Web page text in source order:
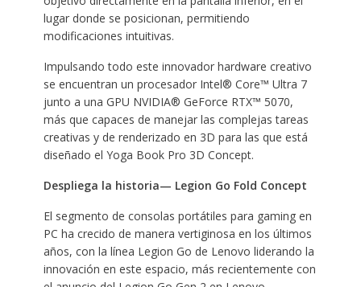
lugar donde se posicionan, permitiendo
modificaciones intuitivas.
Impulsando todo este innovador hardware creativo
se encuentran un procesador Intel® Core™ Ultra 7
junto a una GPU NVIDIA® GeForce RTX™ 5070,
más que capaces de manejar las complejas tareas
creativas y de renderizado en 3D para las que está
diseñado el Yoga Book Pro 3D Concept.
Despliega la historia— Legion Go Fold Concept
El segmento de consolas portátiles para gaming en
PC ha crecido de manera vertiginosa en los últimos
años, con la línea Legion Go de Lenovo liderando la
innovación en este espacio, más recientemente con